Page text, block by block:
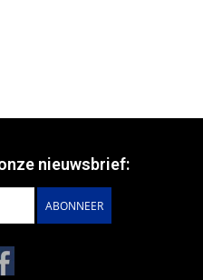
nieuwsbrief:
ABONNEER